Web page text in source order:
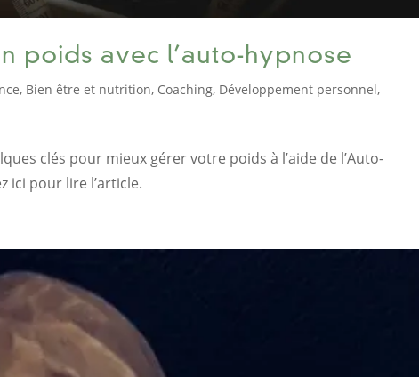
poids avec l’auto-hypnose
, Bien être et nutrition, Coaching, Développement personnel,
clés pour mieux gérer votre poids à l’aide de l’Auto-
ici pour lire l’article.